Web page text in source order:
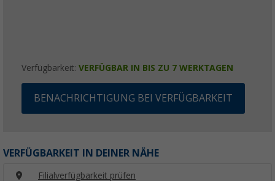
Verfügbarkeit: VERFÜGBAR IN BIS ZU 7 WERKTAGEN
BENACHRICHTIGUNG BEI VERFÜGBARKEIT
VERFÜGBARKEIT IN DEINER NÄHE
Filialverfügbarkeit prüfen